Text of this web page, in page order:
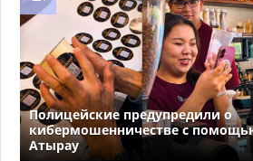
Полицейские предупредили о
кибермошенничестве с
Атырау